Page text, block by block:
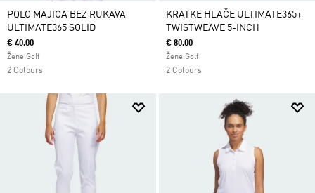
POLO MAJICA BEZ RUKAVA
ULTIMATE365 SOLID
€ 40.00
Žene Golf
2 Colours
KRATKE HLAČE ULTIMATE365+
TWISTWEAVE 5-INCH
€ 80.00
Žene Golf
2 Colours